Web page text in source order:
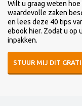
Wilt u graag weten
waardevolle zaken
en lees deze 40 tips
ebook hier. Zodat u op
inpakken.
STUUR MIJ DIT